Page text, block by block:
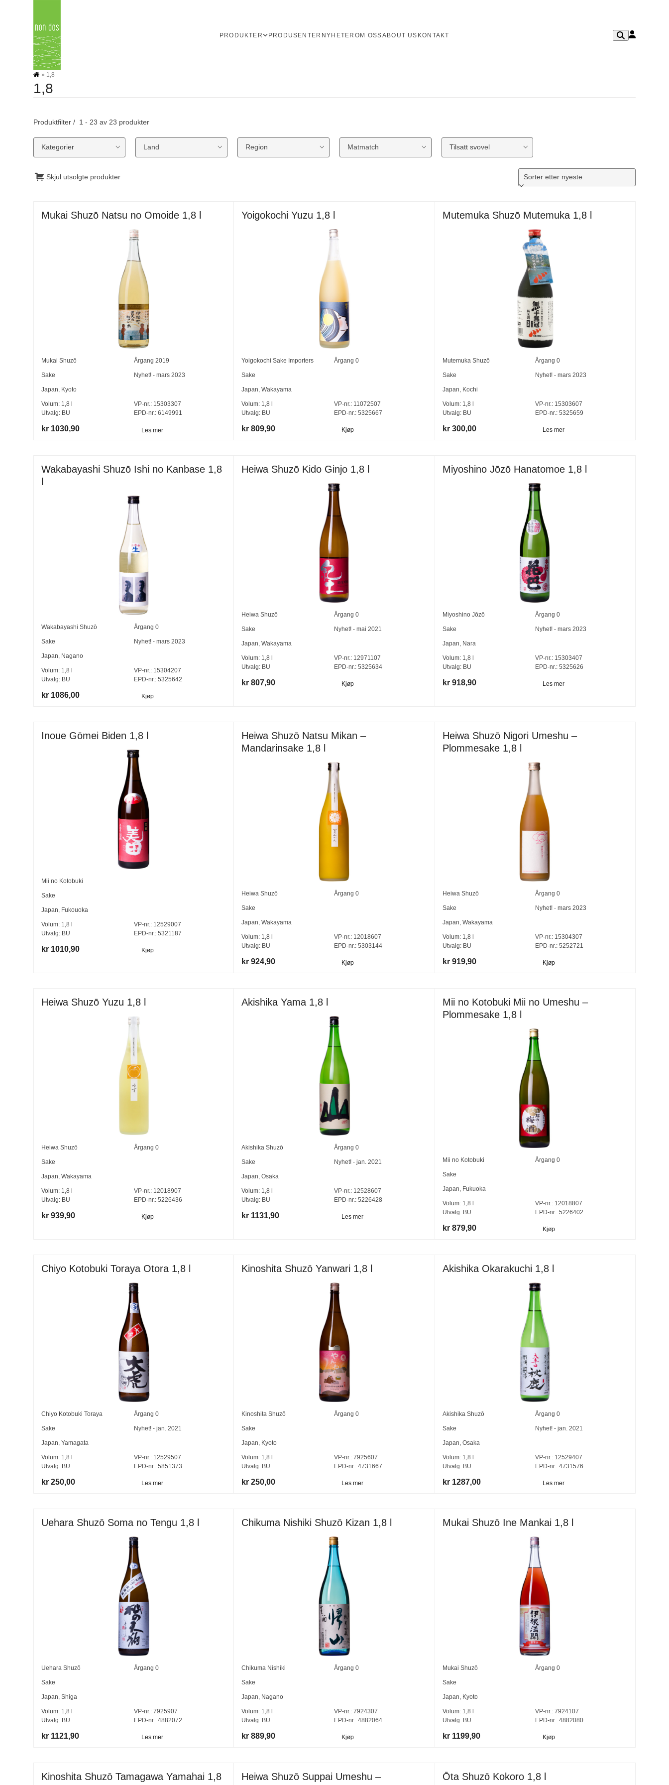
PRODUKTER PRODUSENTER NYHETER OM OSSABOUT US KONTAKT
» 1,8
1,8
Produktfilter 1 - 23 av 23 produkter
Kategorier Land Region Matmatch Tilsatt svovel
Skjul utsolgte produkter
Mukai Shuzō Natsu no Omoide 1,8 l
Mukai Shuzō Årgang 2019
Sake Nyhet! - mars 2023
Japan, Kyoto
Volum: 1,8
Utvalg: BU
VP-nr.:15303307
EPD-nr.: 6149991
kr 1030,90 Les mer
Yoigokochi Yuzu 1,8 l
Yoigokochi Sake Importers Årgang0
Sake
Japan,Wakayama
Volum: 1,8
Utvalg: BU
VP-nr.: 11072507
EPD-nr.: 5325667
kr 809,90 Kjøp
Mutemuka Shuzō Mutemuka 1,8 l
Mutemuka Shuzō Årgang 0
Sake Nyhet! - mars 2023
Japan, Kochi
Volum: 1,8
Utvalg: BU
VP-nr.:15303607
EPD-nr.: 5325659
kr 300,00 Les mer
Wakabayashi Shuzō Ishi no Kanbase 1,8
Wakabayashi Shuzō Årgang 0
Sake Nyhet! - mars 2023
Japan, Nagano
Volum: 1,8
Utvalg: BU
VP-nr.:15304207
EPD-nr.: 5325642
kr 1086,00 Kjøp
Heiwa Shuzō Kido Ginjo 1,8 l
Heiwa Shuzō Årgang0
Sake Nyhet! - mai 2021
Japan,Wakayama
Volum: 1,8
Utvalg: BU
VP-nr.: 12971107
EPD-nr.: 5325634
kr 807,90 Kjøp
Miyoshino Jōzō Hanatomoe 1,8 l
Miyoshino Jōzō Årgang 0
Sake Nyhet! - mars 2023
Japan, Nara
Volum: 1,8
Utvalg: BU
VP-nr.:15303407
EPD-nr.: 5325626
kr 918,90 Les mer
Inoue Gōmei Biden 1,8 l
Mii no Kotobuki
Sake
Japan, Fukouoka
Volum: 1,8
Utvalg: BU
VP-nr.:12529007
EPD-nr.: 5321187
kr 1010,90 Kjøp
Heiwa Shuzō Natsu Mikan –
Mandarinsake 1,8 l
Heiwa Shuzō Årgang0
Sake
Japan,Wakayama
Volum: 1,8
Utvalg: BU
VP-nr.: 12018607
EPD-nr.: 5303144
kr 924,90 Kjøp
Heiwa Shuzō Nigori Umeshu –
Plommesake 1,8 l
Heiwa Shuzō Årgang 0
Sake Nyhet! - mars 2023
Japan, Wakayama
Volum: 1,8
Utvalg: BU
VP-nr.:15304307
EPD-nr.: 5252721
kr 919,90 Kjøp
Heiwa Shuzō Yuzu 1,8 l
Heiwa Shuzō Årgang 0
Sake
Japan,Wakayama
Volum: 1,8
Utvalg: BU
VP-nr.:12018907
EPD-nr.: 5226436
kr 939,90 Kjøp
Akishika Yama 1,8 l
Akishika Shuzō Årgang0
Sake Nyhet! - jan. 2021
Japan,Osaka
Volum: 1,8
Utvalg: BU
VP-nr.: 12528607
EPD-nr.: 5226428
kr 1131,90 Les mer
Mii no Kotobuki Mii no Umeshu –
Plommesake 1,8 l
Mii no Kotobuki Årgang 0
Sake
Japan, Fukuoka
Volum: 1,8
Utvalg: BU
VP-nr.:12018807
EPD-nr.: 5226402
kr 879,90 Kjøp
Chiyo Kotobuki Toraya Otora 1,8 l
Chiyo Kotobuki Toraya Årgang 0
Sake Nyhet! - jan. 2021
Japan,Yamagata
Volum: 1,8
Utvalg: BU
VP-nr.:12529507
EPD-nr.: 5851373
kr 250,00 Les mer
Kinoshita Shuzō Yanwari 1,8 l
Kinoshita Shuzō Årgang0
Sake
Japan, Kyoto
Volum: 1,8
Utvalg: BU
VP-nr.: 7925607
EPD-nr.: 4731667
kr 250,00 Les mer
Akishika Okarakuchi 1,8 l
Akishika Shuzō Årgang 0
Sake Nyhet! - jan. 2021
Japan, Osaka
Volum: 1,8
Utvalg: BU
VP-nr.:12529407
EPD-nr.: 4731576
kr 1287,00 Les mer
Uehara Shuzō Soma no Tengu 1,8 l
Uehara Shuzō Årgang 0
Sake
Japan,Shiga
Volum: 1,8
Utvalg: BU
VP-nr.:7925907
EPD-nr.: 4882072
kr 1121,90 Les mer
Chikuma Nishiki Shuzō Kizan 1,8 l
Chikuma Nishiki Årgang0
Sake
Japan, Nagano
Volum: 1,8
Utvalg: BU
VP-nr.: 7924307
EPD-nr.: 4882064
kr 889,90 Kjøp
Mukai Shuzō Ine Mankai 1,8 l
Mukai Shuzō Årgang 0
Sake
Japan, Kyoto
Volum: 1,8
Utvalg: BU
VP-nr.:7924107
EPD-nr.: 4882080
kr 1199,90 Kjøp
Kinoshita Shuzō Tamagawa Yamahai 1,8
Heiwa Shuzō Suppai Umeshu –
Ōta Shuzō Kokoro 1,8 l